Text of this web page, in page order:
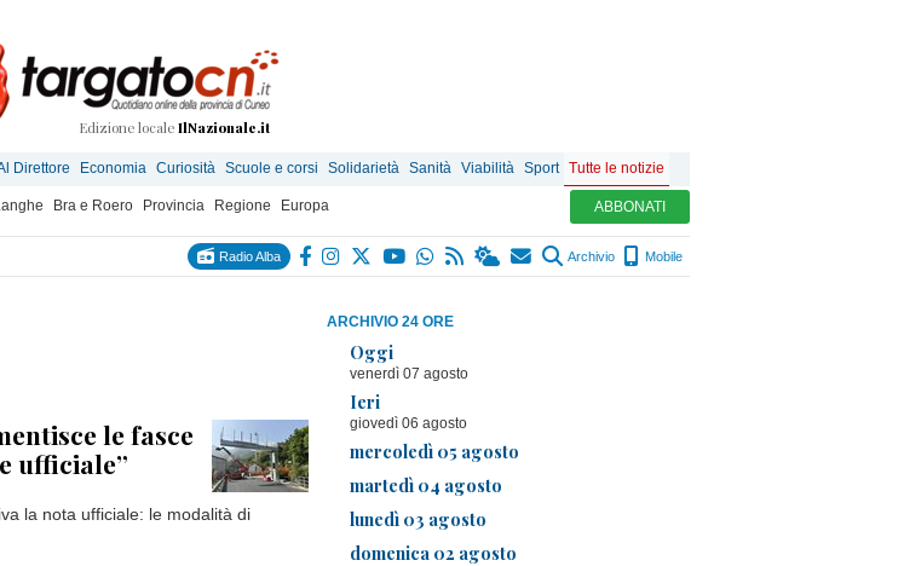
Edizione locale IlNazionale.it
Direttore Economia Curiosità Scuole e corsi Solidarietà Sanità Viabilità Sport Tutte le notizie
Bra e Roero Provincia Regione Europa ABBONATI
Radio Alba Archivio Mobile
ARCHIVIO 24 ORE
Oggi
venerdì 07 agosto
Ieri
giovedì 06 agosto
mercoledì 05 agosto
martedì 04 agosto
lunedì 03 agosto
domenica 02 agosto
le fasce
ufficiale”
la nota ufficiale: le modalità di